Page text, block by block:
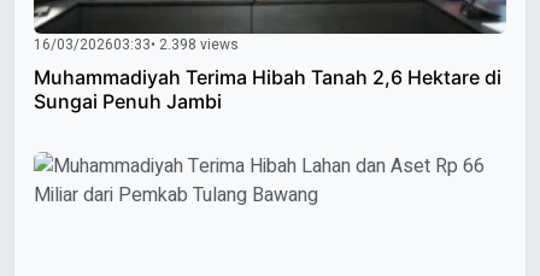
16/03/202603:33• 2.398 views
Muhammadiyah Terima Hibah Tanah 2,6 Hektare di
Sungai Penuh Jambi